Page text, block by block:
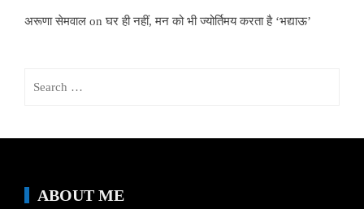
अरूणा सेमवाल onघर ही नहीं, मन को भी ज्योर्तिमय करता है ‘भद्याऊ’
ABOUT ME